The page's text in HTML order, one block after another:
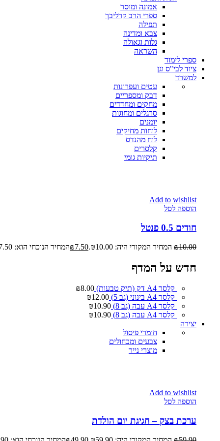
אמונה ומוסר
ספרי הרב קרליבך
תפילה
צבא ומדינה
גלות וגאולה
השראה
ספרי לימוד
ציוד לבי"ס וגן
למשרד
עטים ועפרונות
דבק ומספריים
מחקים ומחדדים
סרגלים ומחוגות
יומנים
לוחות מחיקים
לוח מהנדס
קלסרים
תיקיות גומי
Add to wishlist
הוספה לסל
חודים 0.5 פנטל
₪10.00 המחיר המקורי היה: ₪10.00. ₪7.50 המחיר הנוכחי הוא: ₪7.50.
חדש על המדף
קלסר A4 דק (תיק טבעות) ₪8.00
קלסר A4 בינוני (גב 5)
₪12.00
קלסר A4 עבה (גב 8)
₪10.90
קלסר A4 עבה (גב 8)
₪10.90
יצירה
חומרי פיסול
צבעים ומכחולים
מוצרי נייר
Add to wishlist
הוספה לסל
ערכת בצק – חגיגת יום הולדת